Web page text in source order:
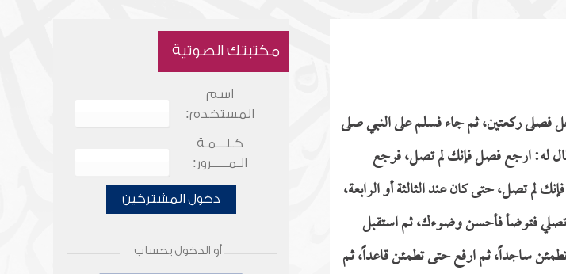
ركعتين، ثم جاء فسلم على النبي صلى
قال له: ارجع فصل فإنك لم تصل، فرجع
لم تصل، حتى كان عند الثالثة أو الرابعة،
فتوضأ فأحسن وضوءك، ثم استقبل
ساجداً، ثم ارفع حتى تطمئن قاعداً، ثم
مكتبتك الصوتية
اسم
المستخدم:
كـلـــمـة
الـمـــــرور:
دخول المشتركين
أو الدخول بحساب